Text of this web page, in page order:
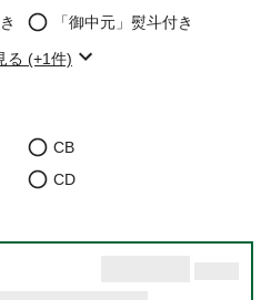
「御中元」熨斗付き
る (+1件)
CB
CD